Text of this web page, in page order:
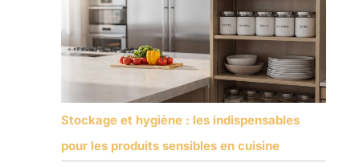
Stockage et hygiène : les indispensables
pour les produits sensibles en cuisine